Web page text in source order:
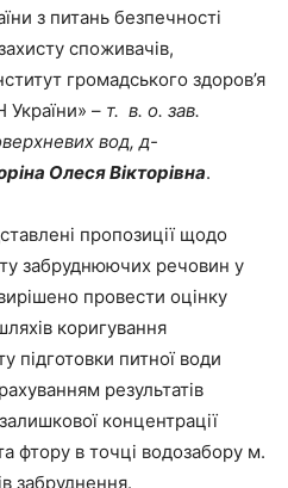
з питань безпечності
споживачів,
громадського здоров’я
– т. в. о. зав.
вод, д-
Олеся Вікторівна.
пропозиції щодо
забруднюючих речовин у
провести оцінку
коригування
підготовки питної води
результатів
концентрації
фтору в точці водозабору м.
забруднення.